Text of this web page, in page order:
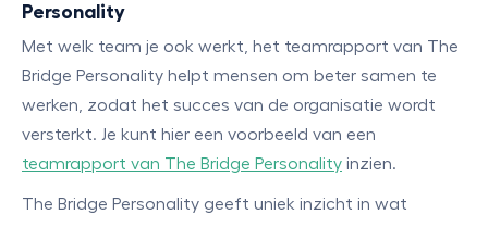
Personality
Met welk team je ook werkt, het teamrapport van The
Bridge Personality helpt mensen om beter samen te
werken, zodat het succes van de organisatie wordt
versterkt. Je kunt hier een voorbeeld van een
teamrapport van The Bridge Personality inzien.
The Bridge Personality geeft uniek inzicht in wat